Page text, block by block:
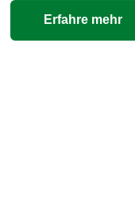
Erfahre mehr